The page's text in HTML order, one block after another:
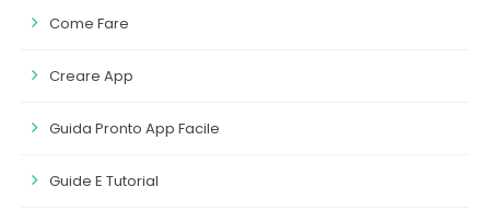
Come Fare
Creare App
Guida Pronto App Facile
Guide E Tutorial